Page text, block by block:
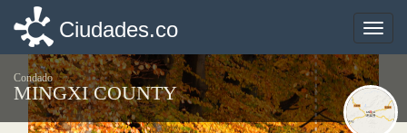
Toggle
Ciudades.co
Condado
MINGXI COUNTY
Toggle
Ciudades.co